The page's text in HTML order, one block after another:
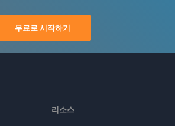
무료로 시작하기
리소스